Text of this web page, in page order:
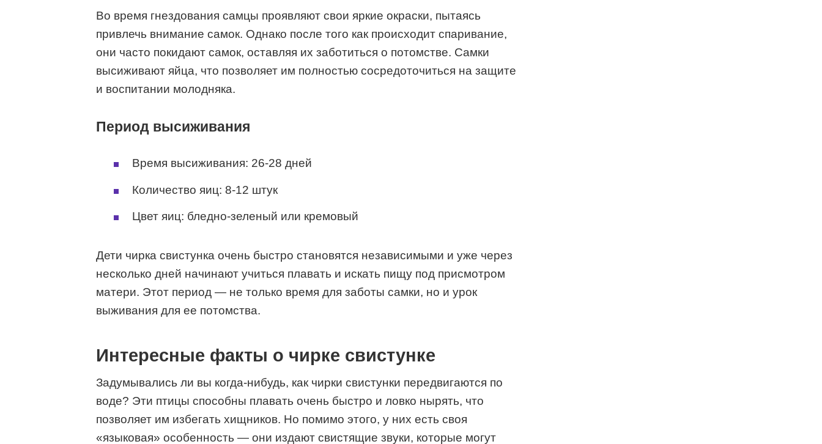
Во время гнездования самцы проявляют свои яркие окраски, пытаясь
привлечь внимание самок. Однако после того как происходит спаривание,
они часто покидают самок, оставляя их заботиться о потомстве. Самки
высиживают яйца, что позволяет им полностью сосредоточиться на защите
и воспитании молодняка.
Период высиживания
Время высиживания: 26-28 дней
Количество яиц: 8-12 штук
Цвет яиц: бледно-зеленый или кремовый
Дети чирка свистунка очень быстро становятся независимыми и уже через
несколько дней начинают учиться плавать и искать пищу под присмотром
матери. Этот период — не только время для заботы самки, но и урок
выживания для ее потомства.
Интересные факты о чирке свистунке
Задумывались ли вы когда-нибудь, как чирки свистунки передвигаются по
воде? Эти птицы способны плавать очень быстро и ловко нырять, что
позволяет им избегать хищников. Но помимо этого, у них есть своя
«языковая» особенность — они издают свистящие звуки, которые могут